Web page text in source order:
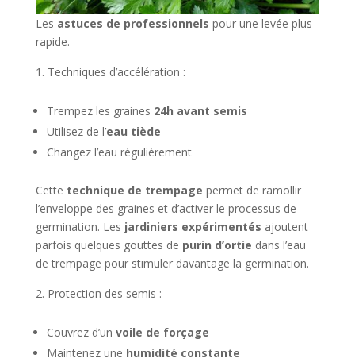
Les astuces de professionnels pour une levée plus
rapide.
Techniques d’accélération :
Trempez les graines 24h avant semis
Utilisez de l’eau tiède
Changez l’eau régulièrement
Cette technique de trempage permet de ramollir
l’enveloppe des graines et d’activer le processus de
germination. Les jardiniers expérimentés ajoutent
parfois quelques gouttes de purin d’ortie dans l’eau
de trempage pour stimuler davantage la germination.
Protection des semis :
Couvrez d’un voile de forçage
Maintenez une humidité constante